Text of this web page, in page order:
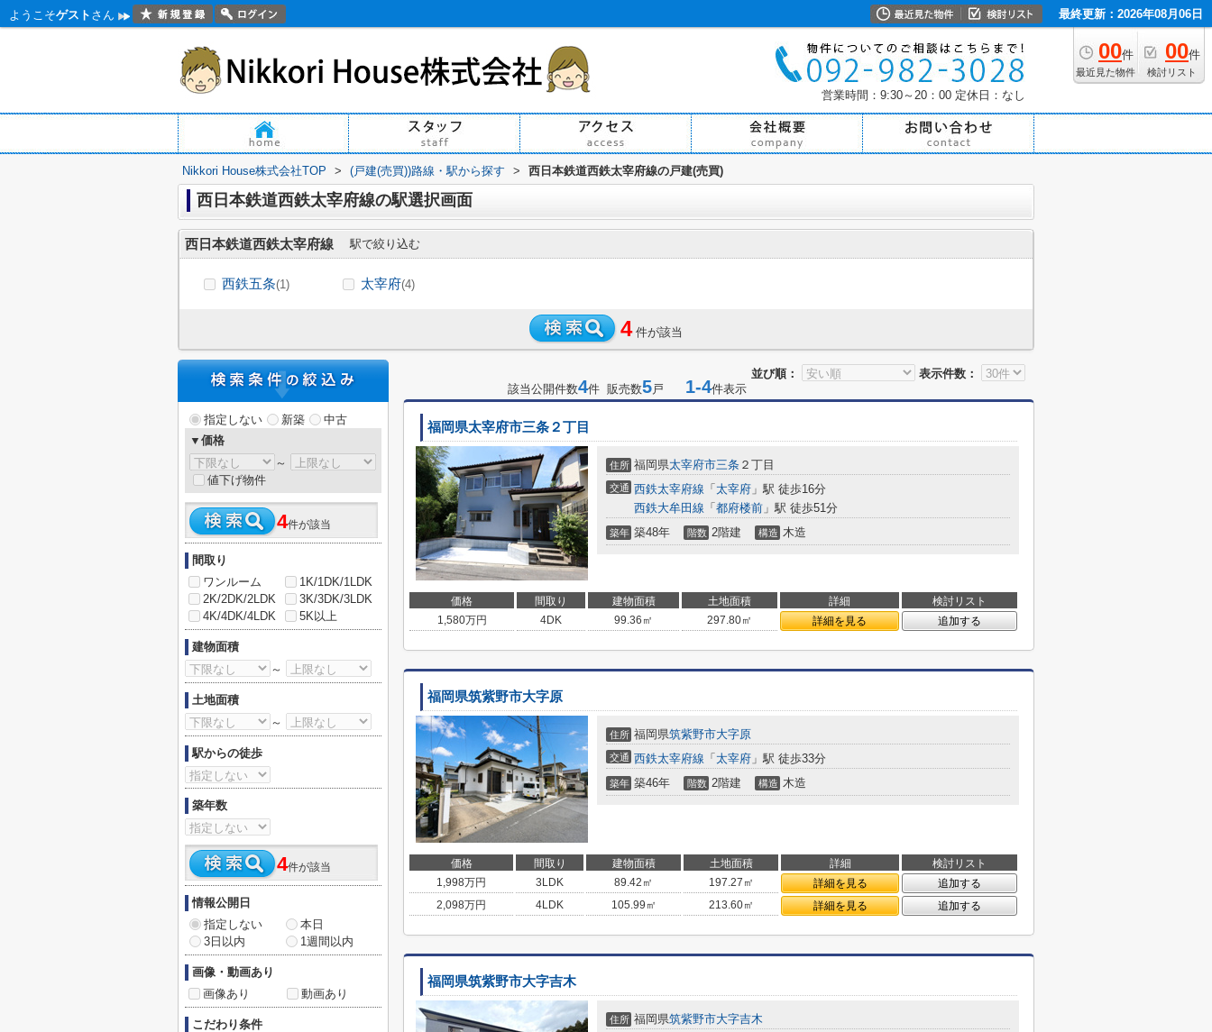
ようこそゲスト さん 最終更新：2026年08月06日
00件
最近見た物件
00件
検討リスト
営業時間：9:30～20：00 定休日：なし
Nikkori House株式会社TOP > (戸建(売買))路線・駅から探す > 西日本鉄道西鉄太宰府線の戸建(売買)
西日本鉄道西鉄太宰府線の駅選択画面
西日本鉄道西鉄太宰府線 駅で絞り込む
西鉄五条(1) 太宰府(4)
4 件が該当
並び順：
表示件数：
該当公開件数4件 販売数5戸 1-4件表示
福岡県太宰府市三条２丁目
住所 福岡県太宰府市三条 ２丁目
交通 西鉄太宰府線 「 太宰府 」駅 徒歩16分
西鉄大牟田線 「 都府楼前 」駅 徒歩51分
築年 築48年 階数 2階建 構造 木造
価格 間取り 建物面積 土地面積 詳細
検討リスト
1,580万円 4DK 99.36㎡ 297.80㎡ 詳細を見る 追加する
福岡県筑紫野市大字原
住所 福岡県筑紫野市大字原
交通 西鉄太宰府線 「 太宰府 」駅 徒歩33分
築年 築46年 階数 2階建 構造 木造
価格 間取り 建物面積 土地面積 詳細
検討リスト
1,998万円 3LDK 89.42㎡ 197.27㎡ 詳細を見る
追加する
2,098万円 4LDK 105.99㎡ 213.60㎡ 詳細を見る 追加する
福岡県筑紫野市大字吉木
住所 福岡県筑紫野市大字吉木
指定しない 新築
中古
▼価格
～
値下げ物件
4件が該当
間取り
ワンルーム
1K/1DK/1LDK
2K/2DK/2LDK
3K/3DK/3LDK
4K/4DK/4LDK
5K以上
建物面積
～
土地面積
～
駅からの徒歩
築年数
4件が該当
情報公開日
指定しない
本日
3日以内
1週間以内
画像・動画あり
画像あり
動画あり
こだわり条件